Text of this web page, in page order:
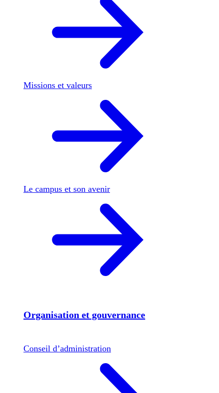
Missions et valeurs
Le campus et son avenir
Organisation et gouvernance
Conseil d’administration